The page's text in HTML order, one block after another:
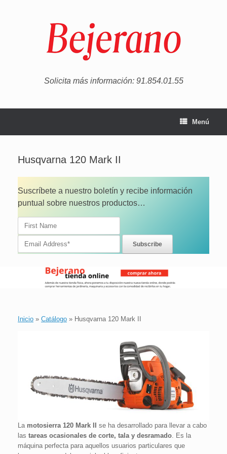
Solicita más información: 91.854.01.55
Menú
Husqvarna 120 Mark II
Suscríbete a nuestro boletín y recibe información
puntual sobre nuestros productos…
Inicio » Catálogo » Husqvarna 120 Mark II
La motosierra 120 Mark II
se ha desarrollado para llevar a cabo
las tareas ocasionales de corte, tala y desramado . Es la
máquina perfecta para aquellos usuarios particulares que